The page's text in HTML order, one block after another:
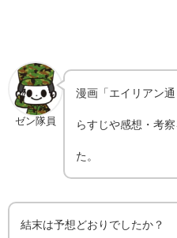
ゼン隊員
漫画「エイリアン
らすじや感想・考
た。
結末は予想どおりでしたか？